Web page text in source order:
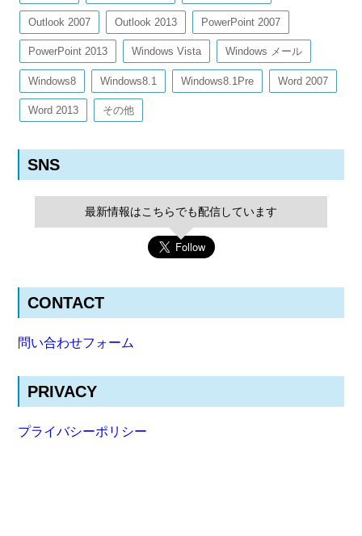
Outlook 2007 Outlook 2013 PowerPoint 2007
PowerPoint 2013 Windows Vista Windows メール
Windows8 Windows8.1 Windows8.1Pre Word 2007
Word 2013 その他
SNS
最新情報はこちらでも配信しています
CONTACT
問い合わせフォーム
PRIVACY
プライバシーポリシー